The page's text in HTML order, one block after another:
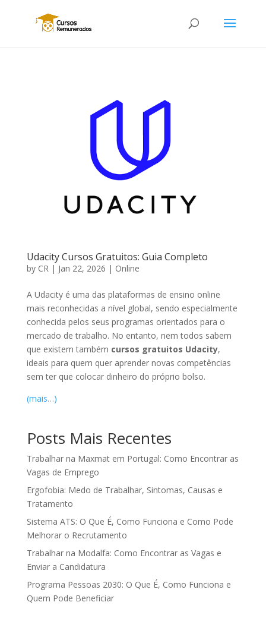
Udacity Cursos Gratuitos: Guia Completo
by CR| Jan 22, 2026 | Online
A Udacity é uma das plataformas de ensino online
mais reconhecidas a nível global, sendo especialmente
conhecida pelos seus programas orientados para o
mercado de trabalho. No entanto, nem todos sabem
que existem também cursos gratuitos Udacity,
ideais para quem quer aprender novas competências
sem ter que colocar dinheiro do próprio bolso.
(mais…)
Posts Mais Recentes
Trabalhar na Maxmat em Portugal: Como Encontrar as
Vagas de Emprego
Ergofobia: Medo de Trabalhar, Sintomas, Causas e
Tratamento
Sistema ATS: O Que É, Como Funciona e Como Pode
Melhorar o Recrutamento
Trabalhar na Modalfa: Como Encontrar as Vagas e
Enviar a Candidatura
Programa Pessoas 2030: O Que É, Como Funciona e
Quem Pode Beneficiar